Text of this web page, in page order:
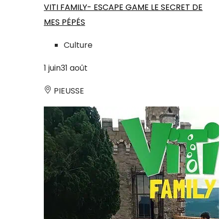
VITI FAMILY- ESCAPE GAME LE SECRET DE
MES PÉPÉS
Culture
1 juin31 août
PIEUSSE